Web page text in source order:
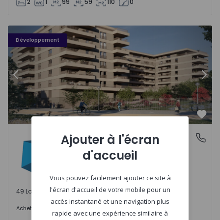
2 1 99 59 110 0
Développement
PLENO JARDIM - 3
Précédent
Águas Santas, PortoPLENO JARDIM
Águas Santas, Porto
49 Lots disponibles
Acheter 242.000 €
Ajouter à l'écran
d'accueil
Vous pouvez facilement ajouter ce site à
l'écran d'accueil de votre mobile pour un
accès instantané et une navigation plus
rapide avec une expérience similaire à